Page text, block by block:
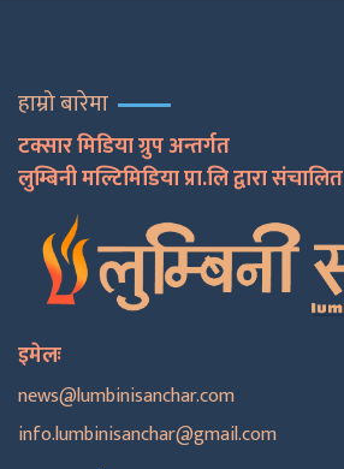
हाम्रो बारेमा
टक्सार मिडिया ग्रुप अन्तर्गत
लुम्बिनी मल्टिमिडिया प्रा.लि द्वारा संचालित
इमेलः
news@lumbinisanchar.com
info.lumbinisanchar@gmail.com